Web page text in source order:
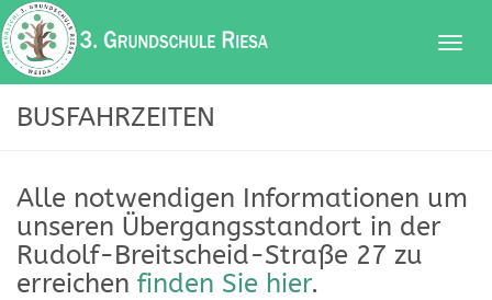
BUSFAHRZEITEN
Alle notwendigen Informationen um
unseren Übergangsstandort in der
Rudolf-Breitscheid-Straße 27 zu
erreichen finden Sie hier.